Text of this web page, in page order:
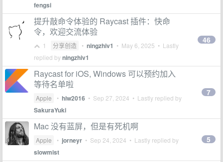
fengsi
提升敲命令体验的 Raycast 插件：快命
令，欢迎交流体验
1 分享创造 • ningzhiv1 • May 6, 2025 • Lastly
replied byningzhiv1
46
Raycast for iOS, Windows 可以预约加入
等待名单啦
Apple • hiw2016 • Sep 27, 2024 • Lastly replied by
SakuraYuki
7
Mac 没有蓝屏，但是有死机啊
Apple • jorneyr • Sep 24, 2024 • Lastly replied by
slowmist
5